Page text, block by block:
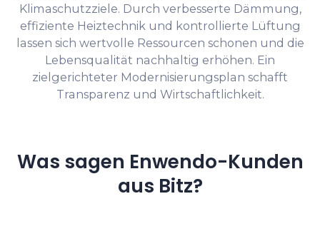
Klimaschutzziele. Durch verbesserte Dämmung,
effiziente Heiztechnik und kontrollierte Lüftung
lassen sich wertvolle Ressourcen schonen und die
Lebensqualität nachhaltig erhöhen. Ein
zielgerichteter Modernisierungsplan schafft
Transparenz und Wirtschaftlichkeit.
Was sagen Enwendo-Kunden
aus Bitz?